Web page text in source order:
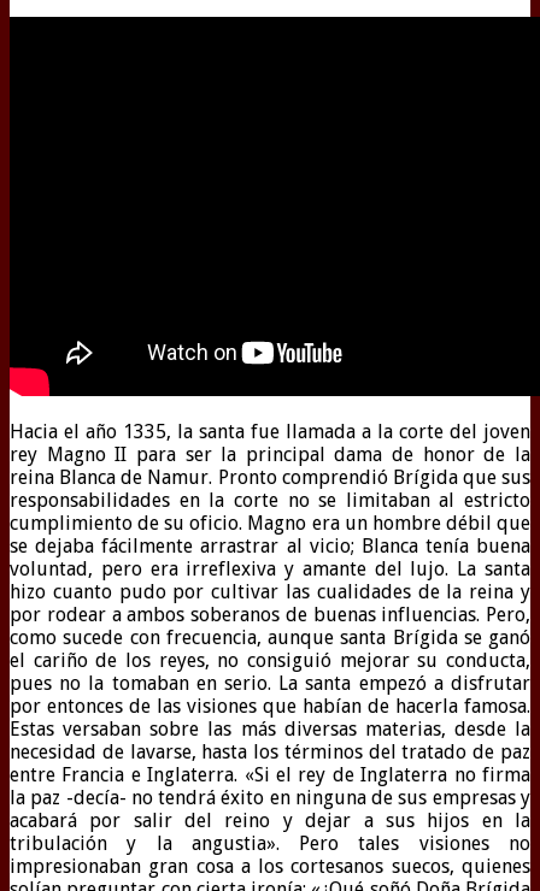
Hacia el año 1335, la santa fue llamada a la corte del joven
rey Magno II para ser la principal dama de honor de la
reina Blanca de Namur. Pronto comprendió Brígida que sus
responsabilidades en la corte no se limitaban al estricto
cumplimiento de su oficio. Magno era un hombre débil que
se dejaba fácilmente arrastrar al vicio; Blanca tenía buena
voluntad, pero era irreflexiva y amante del lujo. La santa
hizo cuanto pudo por cultivar las cualidades de la reina y
por rodear a ambos soberanos de buenas influencias. Pero,
como sucede con frecuencia, aunque santa Brígida se ganó
el cariño de los reyes, no consiguió mejorar su conducta,
pues no la tomaban en serio. La santa empezó a disfrutar
por entonces de las visiones que habían de hacerla famosa.
Estas versaban sobre las más diversas materias, desde la
necesidad de lavarse, hasta los términos del tratado de paz
entre Francia e Inglaterra. «Si el rey de Inglaterra no firma
la paz -decía- no tendrá éxito en ninguna de sus empresas y
acabará por salir del reino y dejar a sus hijos en la
tribulación y la angustia». Pero tales visiones no
impresionaban gran cosa a los cortesanos suecos, quienes